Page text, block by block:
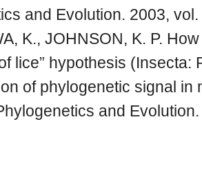
and Evolution. 2003,
K., JOHNSON, K. P.
lice” hypothesis (Insecta:
of phylogenetic signal in
and